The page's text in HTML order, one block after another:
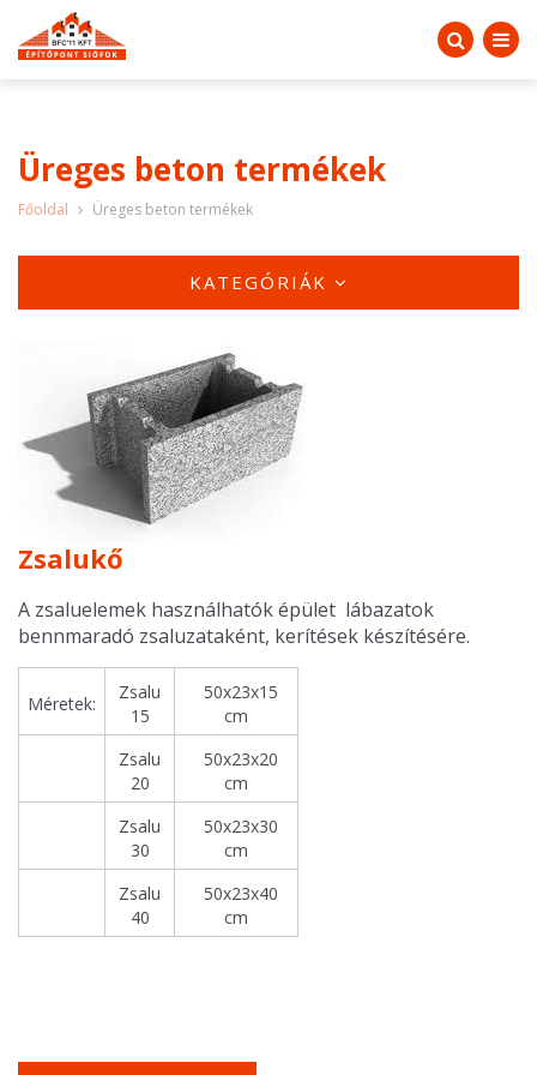
Üreges beton termékek
Főoldal Üreges beton termékek
KATEGÓRIÁK
Zsalukő
A zsaluelemek használhatók épület lábazatok
bennmaradó zsaluzataként, kerítések készítésére.
Méretek:
Zsalu
15
50x23x15
cm
Zsalu
20
50x23x20
cm
Zsalu
30
50x23x30
cm
Zsalu
40
50x23x40
cm